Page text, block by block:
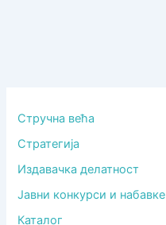
Стручна већа
Стратегија
Издавачка делатност
Јавни конкурси и набавке
Каталог